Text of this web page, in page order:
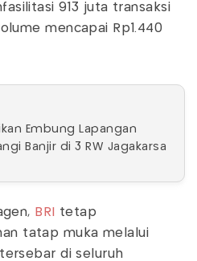
913 juta transaksi
mencapai Rp1.440
Embung Lapangan
Banjir di 3 RW Jagakarsa
BRI
tetap
tatap muka melalui
di seluruh